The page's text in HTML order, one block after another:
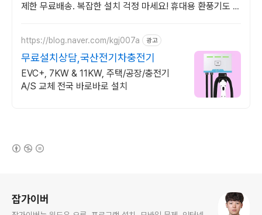
제한 무료배송. 복잡한 설치 걱정 마세요! 휴대용 환풍기도 쿠
https://blog.naver.com/kgj007a 광고
무료설치상담,국산전기차충전기
EVC+, 7KW & 11KW, 주택/공장/충전기
A/S 교체 전국 바로바로 설치
잡가이버